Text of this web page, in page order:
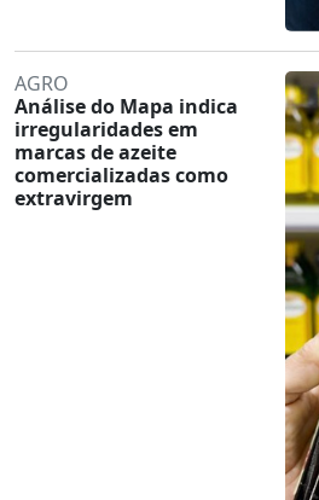
AGRO
Análise do Mapa indica
irregularidades em
marcas de azeite
comercializadas como
extravirgem